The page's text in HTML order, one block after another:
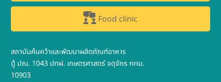
Food clinic
สถาบันค้นคว้าและพัฒนาผลิตภัณฑ์อาหาร
ตู้ ปณ. 1043 ปทฝ. เกษตรศาสตร์ จตุจักร กทม.
10903